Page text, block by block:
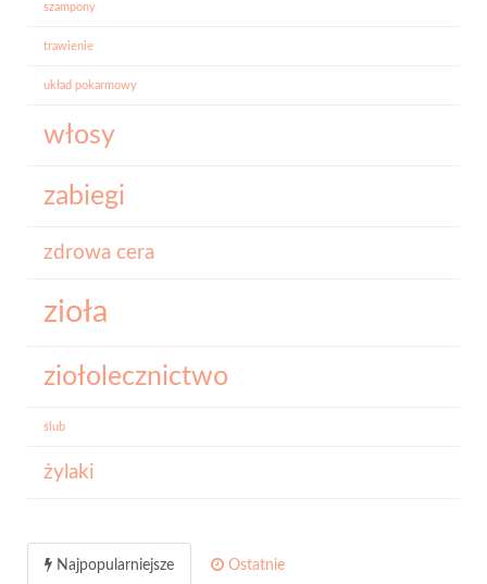
szampony
trawienie
układ pokarmowy
włosy
zabiegi
zdrowa cera
zioła
ziołolecznictwo
ślub
żylaki
Najpopularniejsze Ostatnie